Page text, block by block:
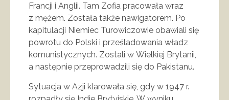
Francji i Anglii. Tam Zofia pracowała wraz
z mężem. Została także nawigatorem. Po
kapitulacji Niemiec Turowiczowie obawiali się
powrotu do Polski i prześladowania władz
komunistycznych. Zostali w Wielkiej Brytanii,
a następnie przeprowadzili się do Pakistanu.
Sytuacja w Azji klarowała się, gdy w 1947 r.